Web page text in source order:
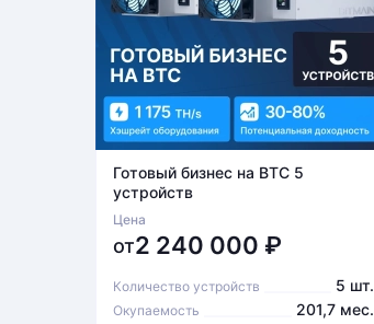
Готовый бизнес на BTC 5
устройств
Цена
от2 240 000 ₽
Количество устройств 5 шт.
Окупаемость 201,7 мес.